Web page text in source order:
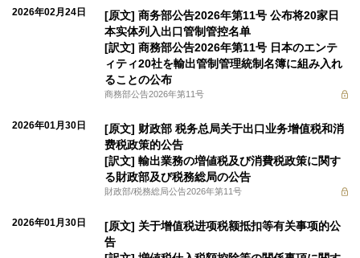
2026年02月24日
[原文] 商务部公告2026年第11号 公布将20家日
本实体列入出口管制管控名单
[訳文] 商務部公告2026年第11号 日本のエンテ
ィティ20社を輸出管制管理統制名簿に組み入れ
ることの公布
商務部公告2026年第11号
2026年01月30日
[原文] 财政部 税务总局关于出口业务增值税和消
费税政策的公告
[訳文] 輸出業務の増値税及び消費税政策に関す
る財政部及び税務総局の公告
財政部/税務総局公告2026年第11号
2026年01月30日
[原文] 关于增值税进项税额抵扣等有关事项的公
告